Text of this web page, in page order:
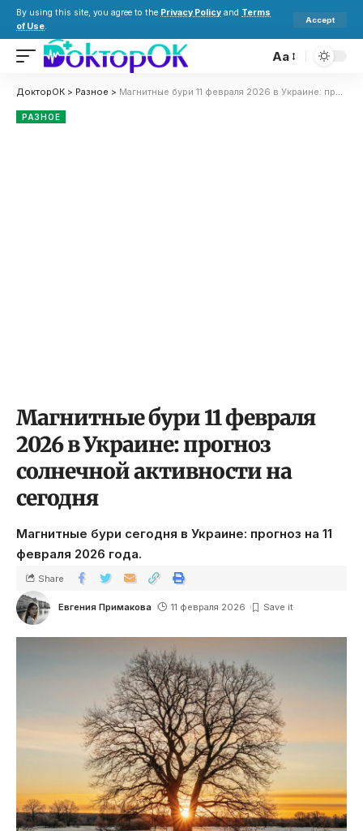
By using this site, you agree to the Privacy Policy and Terms
of Use.
Accept
Aa
ДокторОК > Разное > Магнитные бури 11 февраля 2026 в Украине: прогноз солнечной активности на сегодня
РАЗНОЕ
Магнитные бури 11 февраля
2026 в Украине: прогноз
солнечной активности на
сегодня
Магнитные бури сегодня в Украине: прогноз на 11
февраля 2026 года.
Евгения Примакова 11 февраля 2026
Share